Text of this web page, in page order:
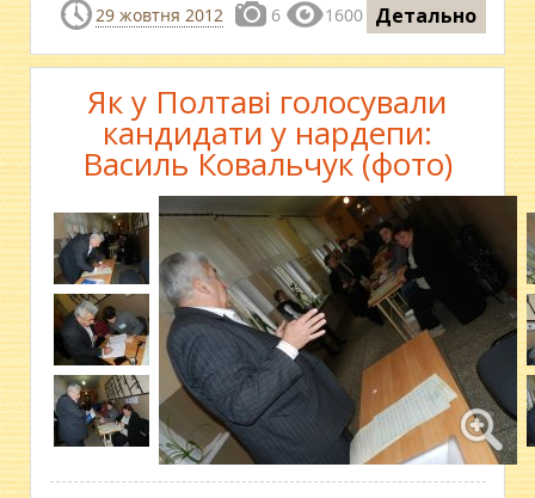
29 жовтня 2012 6 1600 Детально
Як у Полтаві голосували
кандидати у нардепи:
Василь Ковальчук (фото)